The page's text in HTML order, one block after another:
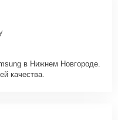
в Нижнем Новгороде.
качества.